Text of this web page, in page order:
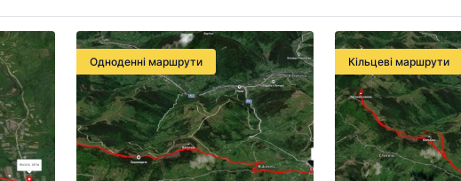
Одноденні маршрути Кільцеві маршрути